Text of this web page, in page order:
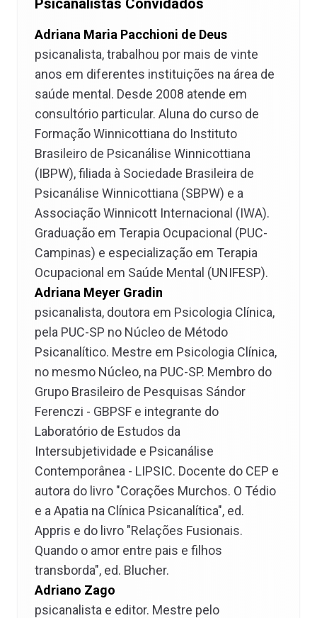
Psicanalistas Convidados
Adriana Maria Pacchioni de Deus
psicanalista, trabalhou por mais de vinte
anos em diferentes instituições na área de
saúde mental. Desde 2008 atende em
consultório particular. Aluna do curso de
Formação Winnicottiana do Instituto
Brasileiro de Psicanálise Winnicottiana
(IBPW), filiada à Sociedade Brasileira de
Psicanálise Winnicottiana (SBPW) e a
Associação Winnicott Internacional (IWA).
Graduação em Terapia Ocupacional (PUC-
Campinas) e especialização em Terapia
Ocupacional em Saúde Mental (UNIFESP).
Adriana Meyer Gradin
psicanalista, doutora em Psicologia Clínica,
pela PUC-SP no Núcleo de Método
Psicanalítico. Mestre em Psicologia Clínica,
no mesmo Núcleo, na PUC-SP. Membro do
Grupo Brasileiro de Pesquisas Sándor
Ferenczi - GBPSF e integrante do
Laboratório de Estudos da
Intersubjetividade e Psicanálise
Contemporânea - LIPSIC. Docente do CEP e
autora do livro "Corações Murchos. O Tédio
e a Apatia na Clínica Psicanalítica", ed.
Appris e do livro "Relações Fusionais.
Quando o amor entre pais e filhos
transborda", ed. Blucher.
Adriano Zago
psicanalista e editor. Mestre pelo